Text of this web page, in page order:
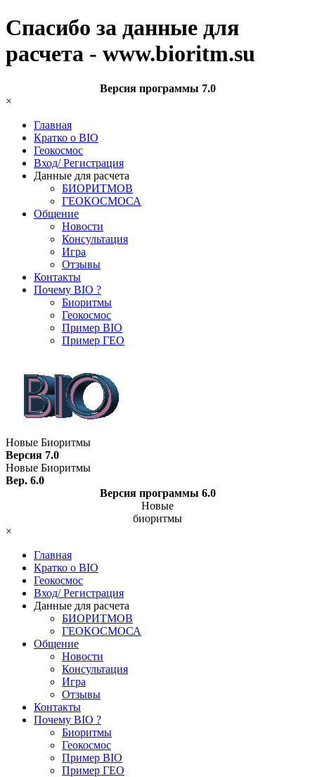
Спасибо за данные для
расчета - www.bioritm.su
Версия программы 7.0
×
Главная
Кратко о BIO
Геокосмос
Вход/ Регистрация
Данные для расчета
БИОРИТМОВ
ГЕОКОСМОСА
Общение
Новости
Консультация
Игра
Отзывы
Контакты
Почему BIO ?
Биоритмы
Геокосмос
Пример BIO
Пример ГЕО
Новые Биоритмы
Версия 7.0
Новые Биоритмы
Вер. 6.0
Версия программы 6.0
Новые
биоритмы
×
Главная
Кратко о BIO
Геокосмос
Вход/ Регистрация
Данные для расчета
БИОРИТМОВ
ГЕОКОСМОСА
Общение
Новости
Консультация
Игра
Отзывы
Контакты
Почему BIO ?
Биоритмы
Геокосмос
Пример BIO
Пример ГЕО